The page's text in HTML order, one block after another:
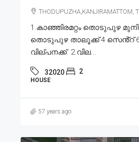
THODUPUZHA,KANJIRAMATTOM,
1.കാഞ്ഞിരമറ്റം തൊടുപുഴ
തൊടുപുഴ താലൂക്ക് 4 സെൻ്റ് 650
വില്പനക്ക്. 2.വില...
32020 2
HOUSE
57 years ago